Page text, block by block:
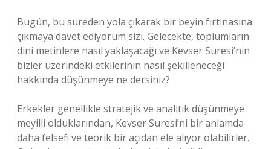
Bugün, bu sureden yola çıkarak bir beyin fırtınasına
çıkmaya davet ediyorum sizi. Gelecekte, toplumların
dini metinlere nasıl yaklaşacağı ve Kevser Suresi’nin
bizler üzerindeki etkilerinin nasıl şekilleneceği
hakkında düşünmeye ne dersiniz?
Erkekler genellikle stratejik ve analitik düşünmeye
meyilli olduklarından, Kevser Suresi’ni bir anlamda
daha felsefi ve teorik bir açıdan ele alıyor olabilirler.